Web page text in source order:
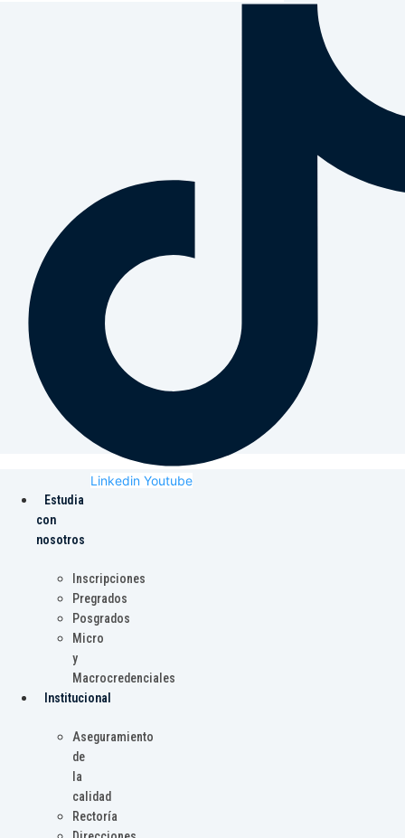
Linkedin Youtube
Estudia
con
nosotros
Inscripciones
Pregrados
Posgrados
Micro
y
Macrocredenciales
Institucional
Aseguramiento
de
la
calidad
Rectoría